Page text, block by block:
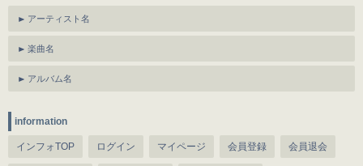
アーティスト名
楽曲名
アルバム名
information
インフォTOP ログイン マイページ 会員登録 会員退会